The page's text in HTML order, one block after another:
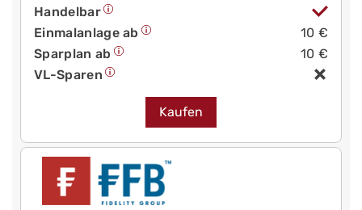
Handelbar
Einmalanlage ab
10 €
Sparplan ab
10 €
VL-Sparen
Kaufen